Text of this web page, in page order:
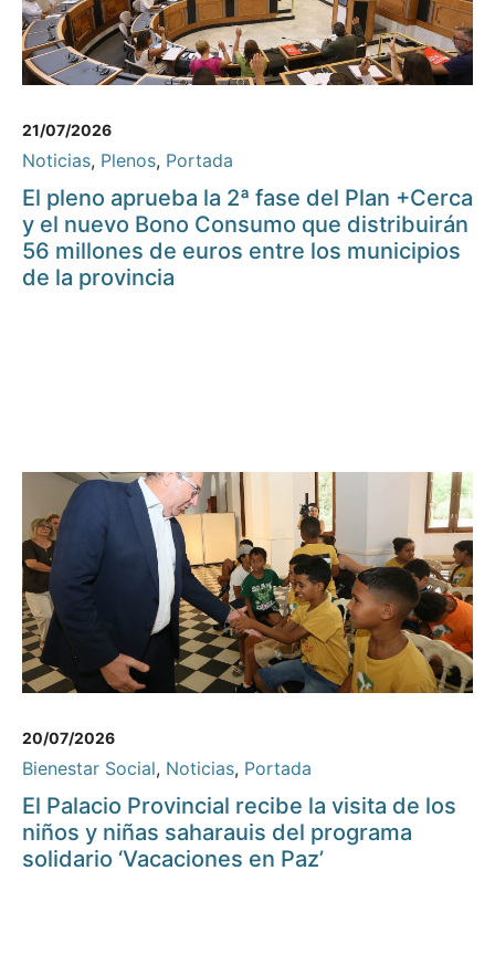
21/07/2026
Noticias, Plenos, Portada
El pleno aprueba la 2ª fase del Plan +Cerca
y el nuevo Bono Consumo que distribuirán
56 millones de euros entre los municipios
de la provincia
20/07/2026
Bienestar Social, Noticias, Portada
El Palacio Provincial recibe la visita de los
niños y niñas saharauis del programa
solidario ‘Vacaciones en Paz’